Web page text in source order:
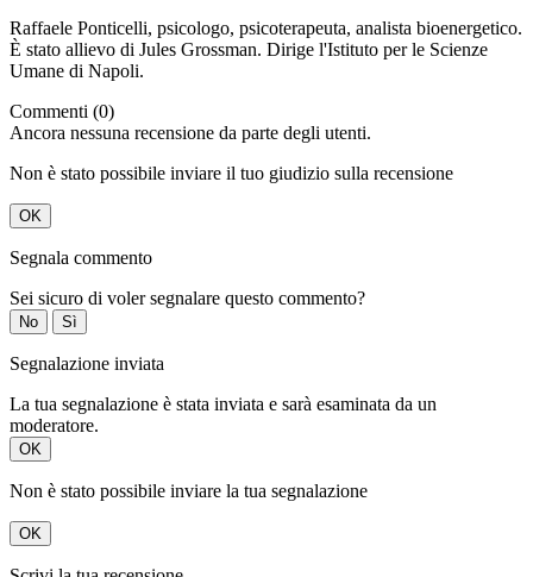
Raffaele Ponticelli, psicologo, psicoterapeuta, analista bioenergetico.
È stato allievo di Jules Grossman. Dirige l'Istituto per le Scienze
Umane di Napoli.
Commenti (0)
Ancora nessuna recensione da parte degli utenti.
Non è stato possibile inviare il tuo giudizio sulla recensione
OK
Segnala commento
Sei sicuro di voler segnalare questo commento?
No Sì
Segnalazione inviata
La tua segnalazione è stata inviata e sarà esaminata da un
moderatore.
OK
Non è stato possibile inviare la tua segnalazione
OK